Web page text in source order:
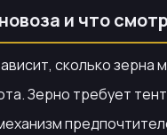
и что
сколько зерна
Зерно требует